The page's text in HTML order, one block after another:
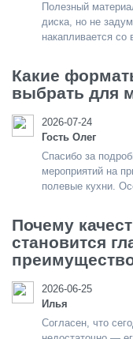
Полезный
диска, но не
накапливается
Какие
выбрать для
2026-07-24
Гость Олег
Спасибо за
мероприятий на
полевые кухни.
Почему
становится
2026-06-25
Илья
Согласен, что